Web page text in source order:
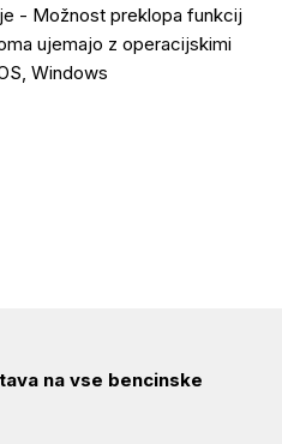
- Možnost preklopa funkcij
ujemajo z operacijskimi
Windows
na vse bencinske